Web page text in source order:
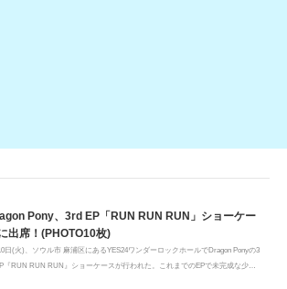
Pony、3rd EP「RUN RUN RUN」ショーケー
出席！(PHOTO10枚)
日(火)、ソウル市 麻浦区にあるYES24ワンダーロックホールでDragon Ponyの3
『RUN RUN RUN』ショーケースが行われた。これまでのEPで未完成な少年